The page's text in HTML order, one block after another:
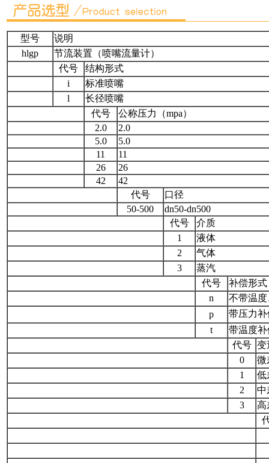
型号
说明
hlgp
节流装置（喷嘴流量计）
代号
结构形式
i
标准喷嘴
l
长径喷嘴
代号
公称压力（mpa）
2.0
2.0
5.0
5.0
11
11
26
26
42
42
代号
口径
50-500
dn50-dn500
代号
介质
1
液体
2
气体
3
蒸汽
代号
补偿形式
n
不带温
p
带压力
t
带温度
代号 变
0
微
1
低
2
中
3
高